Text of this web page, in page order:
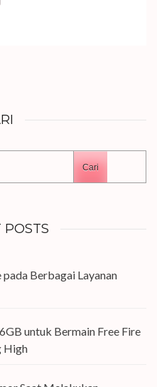
Cari
POSTS
Berbagai Layanan
untuk Bermain Free Fire
High